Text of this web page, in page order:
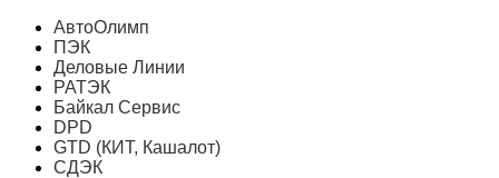
АвтоОлимп
ПЭК
Деловые Линии
РАТЭК
Байкал Сервис
DPD
GTD (КИТ, Кашалот)
СДЭК